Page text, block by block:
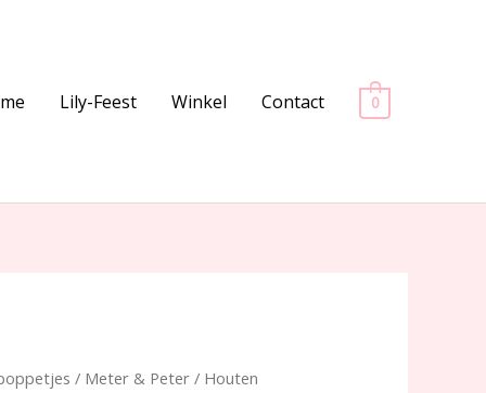
Lily-Feest Winkel Contact 0
/ Meter & Peter / Houten